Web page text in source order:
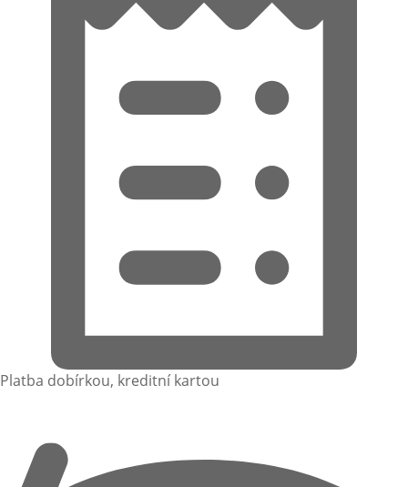
Platba dobírkou, kreditní kartou